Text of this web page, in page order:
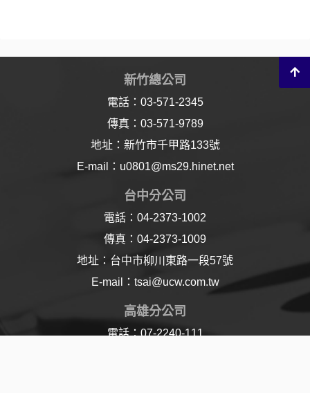
新竹總公司
電話：03-571-2345
傳真：03-571-9789
地址：新竹市千甲路133號
E-mail：u0801@ms29.hinet.net
台中分公司
電話：04-2373-1002
傳真：04-2373-1009
地址：台中市柳川東路一段57號
E-mail：tsai@ucw.com.tw
高雄分公司
電話：07-2240-111